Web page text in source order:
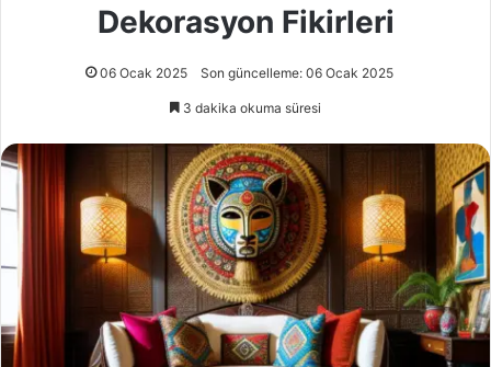
Dekorasyon Fikirleri
06 Ocak 2025 Son güncelleme: 06 Ocak 2025
3 dakika okuma süresi